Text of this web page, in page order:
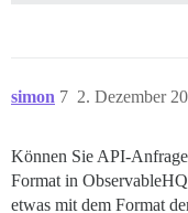
simon 2. Dezember
7
Können Sie API-
Format in
etwas mit dem Format